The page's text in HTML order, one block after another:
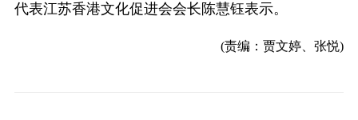
代表江苏香港文化促进会会长陈慧钰表示。
(责编：贾文婷、张悦)